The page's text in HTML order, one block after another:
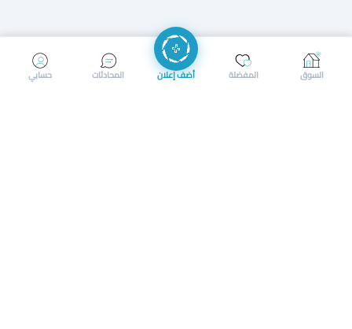
إرسال رسالة إجراء مكالمة
حسابي المحادثات أضف إعلان المفضلة السوق